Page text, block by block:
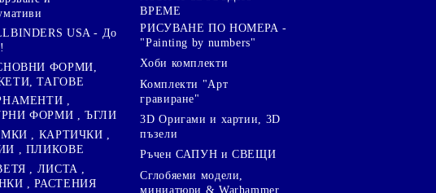
USA - До
ФОРМИ,
ТАГОВЕ
,
ФОРМИ , ЪГЛИ
, КАРТИЧКИ ,
, ПЛИКОВЕ
, ЛИСТА ,
, РАСТЕНИЯ
ВРЕМЕ
РИСУВАНЕ ПО НОМЕРА -
"Painting by numbers"
Хоби комплекти
Комплекти "Арт
гравиране"
3D Оригами и хартии, 3D
пъзели
Ръчен САПУН и СВЕЩИ
Сглобяеми модели,
миниатюри & Warhammer